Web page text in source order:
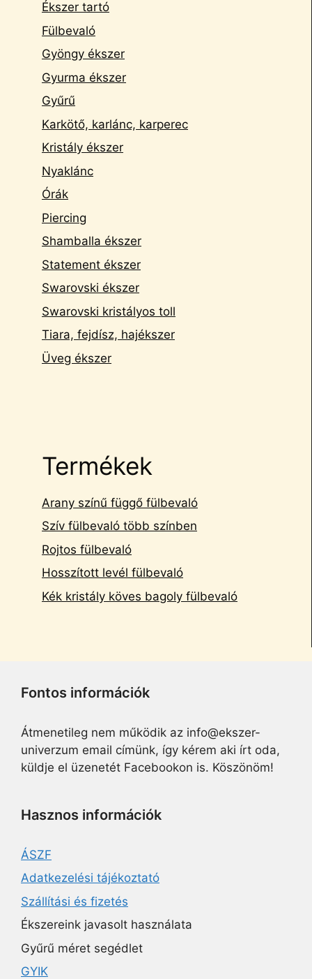
Ékszer tartó
Fülbevaló
Gyöngy ékszer
Gyurma ékszer
Gyűrű
Karkötő, karlánc, karperec
Kristály ékszer
Nyaklánc
Órák
Piercing
Shamballa ékszer
Statement ékszer
Swarovski ékszer
Swarovski kristályos toll
Tiara, fejdísz, hajékszer
Üveg ékszer
Termékek
Arany színű függő fülbevaló
Szív fülbevaló több színben
Rojtos fülbevaló
Hosszított levél fülbevaló
Kék kristály köves bagoly fülbevaló
Fontos információk
Átmenetileg nem működik az info@ekszer-
univerzum email címünk, így kérem aki írt oda,
küldje el üzenetét Facebookon is. Köszönöm!
Hasznos információk
ÁSZF
Adatkezelési tájékoztató
Szállítási és fizetés
Ékszereink javasolt használata
Gyűrű méret segédlet
GYIK